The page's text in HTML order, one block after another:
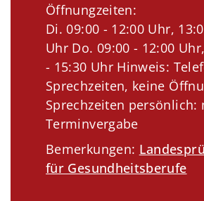
Öffnungzeiten:
Di. 09:00 - 12:00 Uhr,
Uhr Do. 09:00 - 12:00
- 15:30 Uhr Hinweis:
Sprechzeiten, keine
Sprechzeiten persönlich:
Terminvergabe
Bemerkungen:
für Gesundheitsberufe